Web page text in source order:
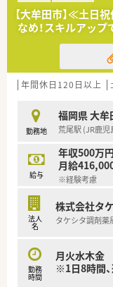
法律では3歳ま
用可能♪
〇転居を伴う異
用も可)
帰省旅費（年2
れます。
【こんな取り組
■薬剤師会が主
独自の研修や
■従業員やそ
度を設けてお
■地域の開局支
調剤設備や効
【大牟田市】≪土日
なめ！スキルアッ
年間休日120日以上
勤務地
福岡県 大牟
荒尾駅 (JR鹿児
給与
年収500万
月給
※経験考慮
法人
名
株式会社タ
タケシタ調剤
勤務
時間
月火水木金
※1日8時間